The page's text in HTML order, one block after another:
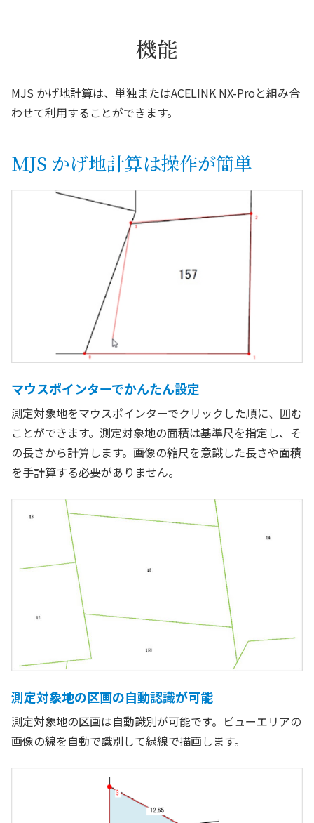
機能
MJS かげ地計算は、単独またはACELINK NX-Proと組み合
わせて利用することができます。
MJS かげ地計算は操作が簡単
マウスポインターでかんたん設定
測定対象地をマウスポインターでクリックした順に、囲む
ことができます。測定対象地の面積は基準尺を指定し、そ
の長さから計算します。画像の縮尺を意識した長さや面積
を手計算する必要がありません。
測定対象地の区画の自動認識が可能
測定対象地の区画は自動識別が可能です。ビューエリアの
画像の線を自動で識別して緑線で描画します。